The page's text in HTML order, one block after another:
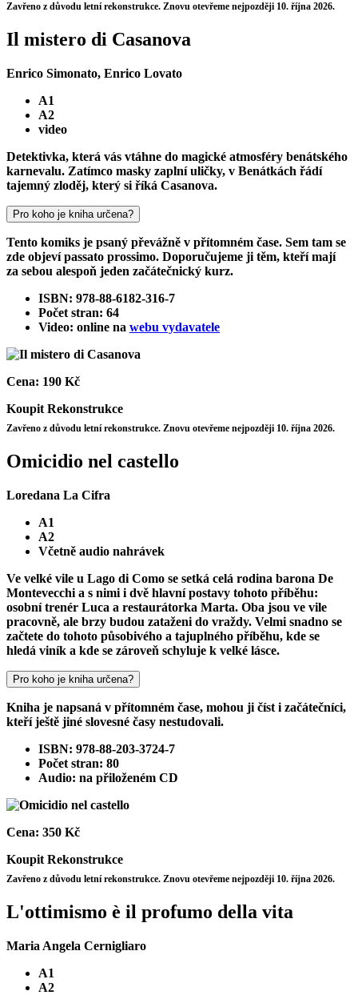
Zavřeno z důvodu letní rekonstrukce. Znovu otevřeme nejpozději 10. října 2026.
Il mistero di Casanova
Enrico Simonato, Enrico Lovato
A1
A2
video
Detektivka, která vás vtáhne do magické atmosféry benátského
karnevalu. Zatímco masky zaplní uličky, v Benátkách řádí
tajemný zloděj, který si říká Casanova.
Pro koho je kniha určena?
Tento komiks je psaný převážně v přítomném čase. Sem tam se
zde objeví passato prossimo. Doporučujeme ji těm, kteří mají
za sebou alespoň jeden začátečnický kurz.
ISBN: 978-88-6182-316-7
Počet stran: 64
Video: online na webu vydavatele
Cena: 190 Kč
Koupit Rekonstrukce
Zavřeno z důvodu letní rekonstrukce. Znovu otevřeme nejpozději 10. října 2026.
Omicidio nel castello
Loredana La Cifra
A1
A2
Včetně audio nahrávek
Ve velké vile u Lago di Como se setká celá rodina barona De
Montevecchi a s nimi i dvě hlavní postavy tohoto příběhu:
osobní trenér Luca a restaurátorka Marta. Oba jsou ve vile
pracovně, ale brzy budou zataženi do vraždy. Velmi snadno se
začtete do tohoto působivého a tajuplného příběhu, kde se
hledá viník a kde se zároveň schyluje k velké lásce.
Pro koho je kniha určena?
Kniha je napsaná v přítomném čase, mohou ji číst i začátečníci,
kteří ještě jiné slovesné časy nestudovali.
ISBN: 978-88-203-3724-7
Počet stran: 80
Audio: na přiloženém CD
Cena: 350 Kč
Koupit Rekonstrukce
Zavřeno z důvodu letní rekonstrukce. Znovu otevřeme nejpozději 10. října 2026.
L'ottimismo è il profumo della vita
Maria Angela Cernigliaro
A1
A2